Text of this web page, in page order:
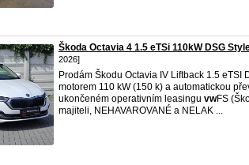
Škoda Octavia 4 1.5 eTSi 110kW DSG
2026]
Prodám Škodu Octavia IV Liftback 1.5
motorem 110 kW (150 k) a automatickou
ukončeném operativním leasingu vwFS
majiteli, NEHAVAROVANÉ a NELAK ...